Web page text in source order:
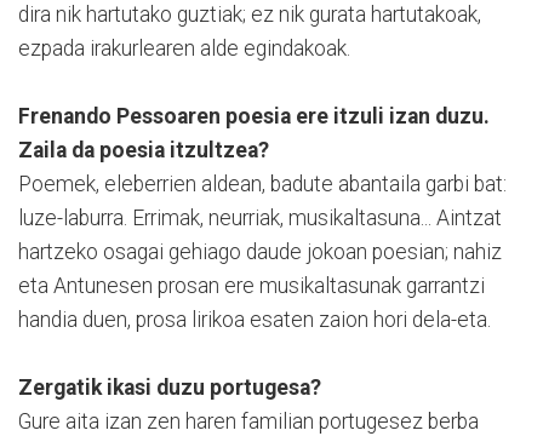
dira nik hartutako guztiak; ez nik gurata hartutakoak,
ezpada irakurlearen alde egindakoak.
Frenando Pessoaren poesia ere itzuli izan duzu.
Zaila da poesia itzultzea?
Poemek, eleberrien aldean, badute abantaila garbi bat:
luze-laburra. Errimak, neurriak, musikaltasuna... Aintzat
hartzeko osagai gehiago daude jokoan poesian; nahiz
eta Antunesen prosan ere musikaltasunak garrantzi
handia duen, prosa lirikoa esaten zaion hori dela-eta.
Zergatik ikasi duzu portugesa?
Gure aita izan zen haren familian portugesez berba